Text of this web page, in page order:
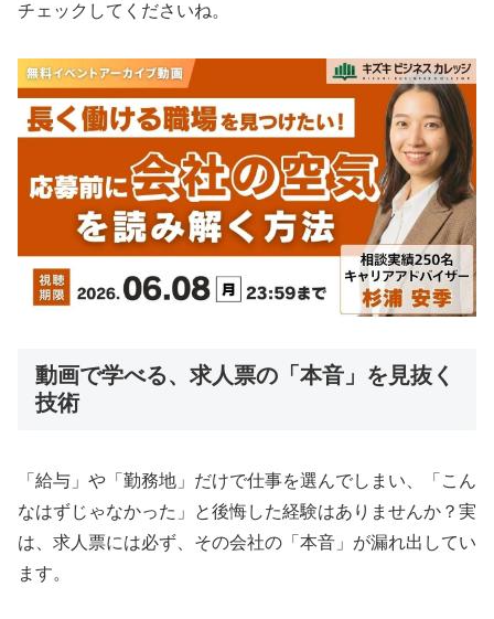
チェックしてくださいね。
動画で学べる、求人票の「本音」を見抜く
技術
「給与」や「勤務地」だけで仕事を選んでしまい、「こん
なはずじゃなかった」と後悔した経験はありませんか？実
は、求人票には必ず、その会社の「本音」が漏れ出してい
ます。